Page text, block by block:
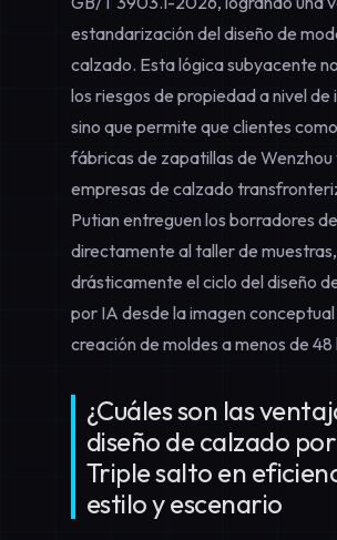
estandarización del diseño de
calzado. Esta lógica subyacente
los riesgos de propiedad a nivel de
sino que permite que clientes
fábricas de zapatillas de Wenzhou
empresas de calzado
Putian entreguen los borradores
directamente al taller de
drásticamente el ciclo del diseño
por IA desde la imagen
creación de moldes a menos de 48
¿Cuáles son las
diseño de calzado
Triple salto en
estilo y escenario